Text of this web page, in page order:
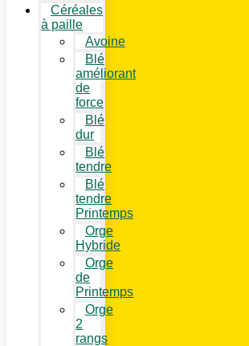
Céréales
à paille
Avoine
Blé
améliorant
de
force
Blé
dur
Blé
tendre
Blé
tendre
Printemps
Orge
Hybride
Orge
de
Printemps
Orge
2
rangs